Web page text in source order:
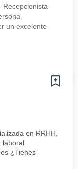
Recepcionista
un excelente
en RRHH,
¿Tienes